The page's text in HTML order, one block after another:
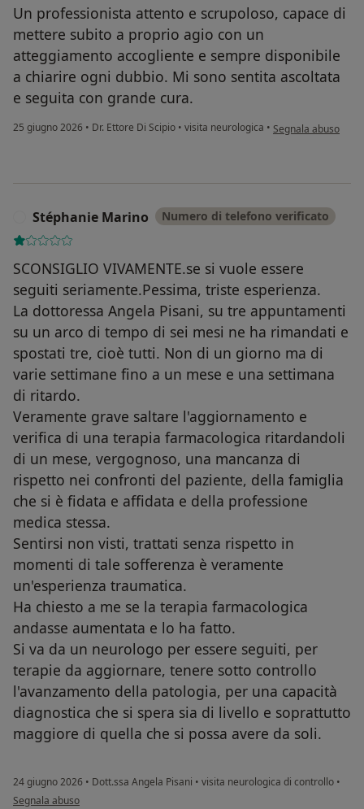
Un professionista attento e scrupoloso, capace di
mettere subito a proprio agio con un
atteggiamento accogliente e sempre disponibile
a chiarire ogni dubbio. Mi sono sentita ascoltata
e seguita con grande cura.
25 giugno 2026 • Dr. Ettore Di Scipio • visita neurologica • secondo l'opinione
Segnala abuso
Stéphanie Marino Numero di telefono verificato
SCONSIGLIO VIVAMENTE.se si vuole essere
seguiti seriamente.Pessima, triste esperienza.
La dottoressa Angela Pisani, su tre appuntamenti
su un arco di tempo di sei mesi ne ha rimandati e
spostati tre, cioè tutti. Non di un giorno ma di
varie settimane fino a un mese e una settimana
di ritardo.
Veramente grave saltare l'aggiornamento e
verifica di una terapia farmacologica ritardandoli
di un mese, vergognoso, una mancanza di
rispetto nei confronti del paziente, della famiglia
che si è fidata e affidata e della professione
medica stessa.
Sentirsi non visti, trattati senza rispetto in
momenti di tale sofferenza è veramente
un'esperienza traumatica.
Ha chiesto a me se la terapia farmacologica
andasse aumentata e lo ha fatto.
Si va da un neurologo per essere seguiti, per
terapie da aggiornare, tenere sotto controllo
l'avanzamento della patologia, per una capacità
diagnostica che si spera sia di livello e soprattutto
maggiore di quella che si possa avere da soli.
24 giugno 2026 • Dott.ssa Angela Pisani • visita neurologica di controllo •
secondo l'opinione dell'utente Stéphanie Marino
Segnala abuso